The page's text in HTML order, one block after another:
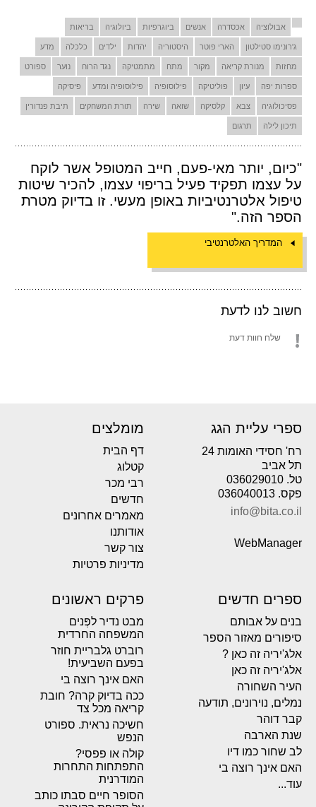
אבולוציה אכסדרה אנשים ביוגרפיות ביולוגיה בריאות
ג'רונימו סטילטון הארי פוטר היסטוריה יהדות ילדים כלכלה מדע
מחזות מנורת קריאה מקור מתח מתמטיקה נגד הרוח נוער ספורט
ספרות יפה עיון פוליטיקה פילוסופיה פילוסופיה ומדע פיסיקה
פסיכולוגיה צבא קלסיקה שואה שירה תורת המשחקים תיבת פנדורין
תיכון לילה תרגום
"כיום, יותר מאי-פעם, חייב המטופל אשר לוקח
על עצמו תפקיד פעיל בריפוי עצמו, להכיר שיטות
טיפול אלטרנטיביות באופן מעשי. זו בדיוק מטרת
הספר הזה."
המדריך האלטרנטיבי
חשוב לנו לדעת
שלח חוות דעת
ספרי עליית הגג
רח' חסידי האומות 24
תל אביב
טל. 036029010
פקס. 036040013
info@bita.co.il
WebManager
מומלצים
דף הבית
קטלוג
רבי מכר
חדשים
מאמרים אחרונים
אודותנו
צור קשר
מדיניות פרטיות
ספרים חדשים
בנים על אבותם
סיפורים מאזור הספר
אלג'יריה זה כאן ?
אלג'יריה זה כאן
העיר השחורה
נמלים, נוירונים, תודעה
קבר דוהר
שנת הארבה
לב שחור כמו דיו
האם אינך רוצה בי
עוד...
פרקים ראשונים
מבט נדיר לפְּנים
המשפחה החרדית
רוברט גלבריית חוזר
בפעם השביעית!
האם אינך רוצה בי
ככה בדיוק קרה? חובת
קריאה מכל צד
חשיכה נראית. ספורט
הנפש
קולה או פפסי?
התפתחות התחרות
המודרנית
הסופר חיים סבתו כותב